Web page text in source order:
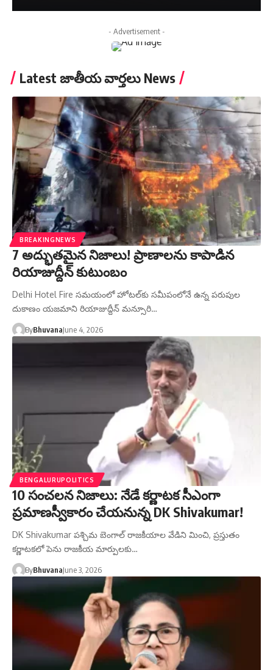
- Advertisement -
Latest జాతీయ వార్తలు News
BREAKINGNEWS
7 అద్భుతమైన నిజాలు! ప్రాణాలను కాపాడిన
రియాజుద్దీన్ కుటుంబం
Delhi Hotel Fire సమయంలో హోటల్‌కు సమీపంలోనే ఉన్న పరుపుల
దుకాణం యజమాని రియాజుద్దీన్ మన్సూరి…
ByBhuvanaJune 4, 2026
BENGALURUPOLITICS
10 సంచలన నిజాలు: నేడే కర్ణాటక సీఎంగా
ప్రమాణస్వీకారం చేయనున్న DK Shivakumar!
DK Shivakumar పశ్చిమ బెంగాల్ రాజకీయాల వేడిని మించి, ప్రస్తుతం
కర్ణాటకలో పెను రాజకీయ మార్పులకు…
ByBhuvanaJune 3, 2026